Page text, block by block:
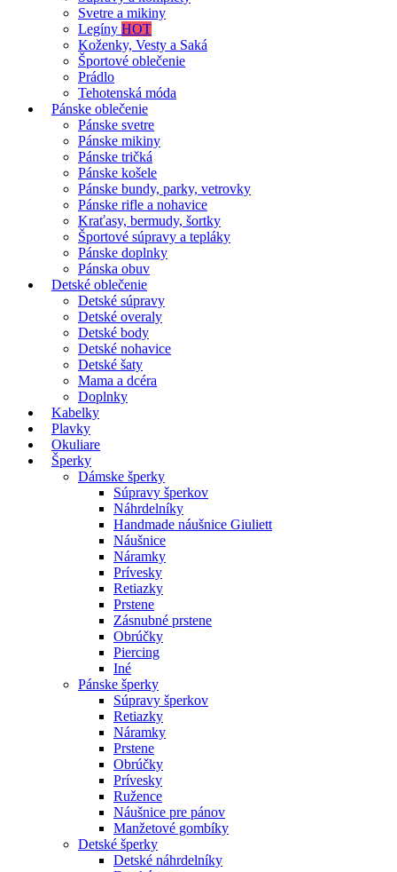
Svetre a mikiny
Legíny HOT
Koženky, Vesty a Saká
Športové oblečenie
Prádlo
Tehotenská móda
Pánske oblečenie
Pánske svetre
Pánske mikiny
Pánske tričká
Pánske košele
Pánske bundy, parky, vetrovky
Pánske rifle a nohavice
Kraťasy, bermudy, šortky
Športové súpravy a tepláky
Pánske doplnky
Pánska obuv
Detské oblečenie
Detské súpravy
Detské overaly
Detské body
Detské nohavice
Detské šaty
Mama a dcéra
Doplnky
Kabelky
Plavky
Okuliare
Šperky
Dámske šperky
Súpravy šperkov
Náhrdelníky
Handmade náušnice Giuliett
Náušnice
Náramky
Prívesky
Retiazky
Prstene
Zásnubné prstene
Obrúčky
Piercing
Iné
Pánske šperky
Súpravy šperkov
Retiazky
Náramky
Prstene
Obrúčky
Prívesky
Ružence
Náušnice pre pánov
Manžetové gombíky
Detské šperky
Detské náhrdelníky